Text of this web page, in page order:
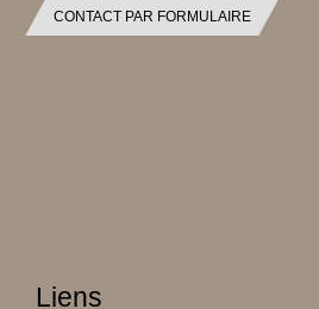
CONTACT PAR FORMULAIRE
Liens